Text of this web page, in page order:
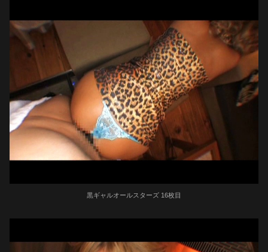
黒ギャルオールスターズ 16枚目